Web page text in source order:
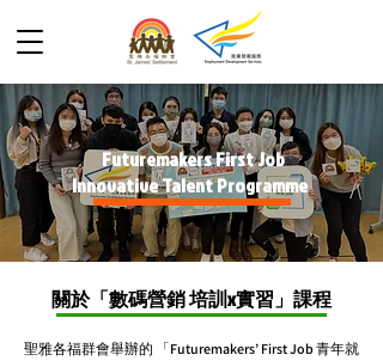
Futuremakers First Job
Innovative Talent Programme
關於「數碼營銷 培訓x實習」課程
聖雅各福群會舉辦的 「Futuremakers’ First Job 青年就